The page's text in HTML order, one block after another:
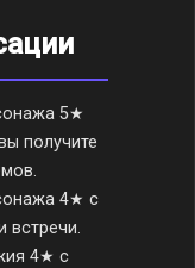
5★
получите
4★ с
встречи.
4★ с